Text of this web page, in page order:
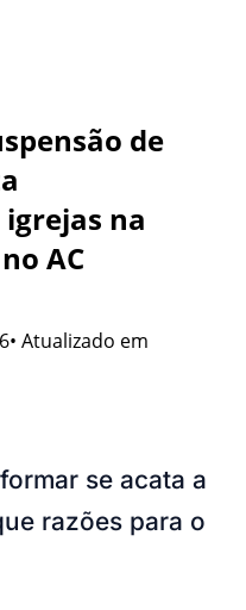
de
na
AC
• Atualizado em
se acata a
razões para o